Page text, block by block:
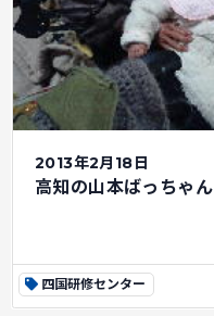
2013年2月18日
高知の山本ばっちゃん
四国研修センター